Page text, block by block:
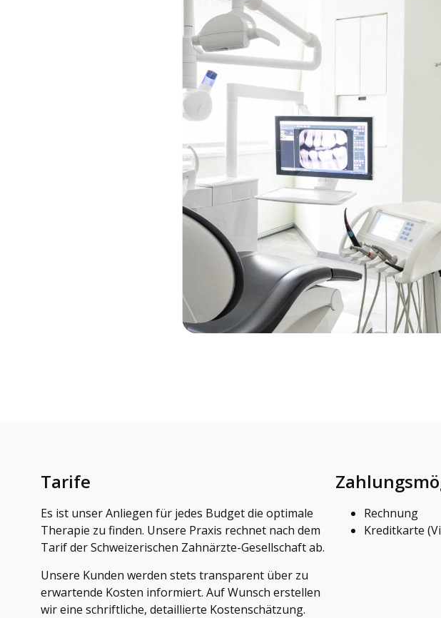
Tarife
Es ist unser Anliegen für jedes Budget die optimale
Therapie zu finden. Unsere Praxis rechnet nach dem
Tarif der Schweizerischen Zahnärzte-Gesellschaft ab.
Unsere Kunden werden stets transparent über zu
erwartende Kosten informiert. Auf Wunsch erstellen
wir eine schriftliche, detaillierte Kostenschätzung.
Rechnung
Kreditkarte